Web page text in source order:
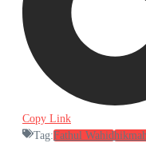
Copy Link
Tag:Fathul Wahid